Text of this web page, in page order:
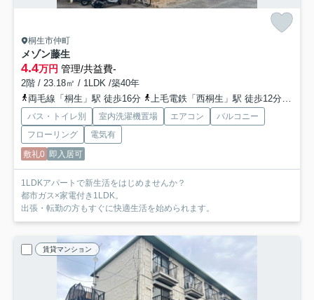
桐生市仲町
メゾン藤生
4.4万円 管理/共益費-
2階 / 23.18㎡ / 1LDK /築40年
両毛線「桐生」駅 徒歩16分
上毛電鉄「西桐生」駅 徒歩12分
バス・トイレ別 室内洗濯機置場 エアコン
バルコニー
フローリング
電気有
敷礼0 即入居可
1LDKアパートで新生活をはじめませんか？
都市ガス×家電付き1LDK。
出張・転勤の方もすぐに快適生活を始められます。
賃貸マンション